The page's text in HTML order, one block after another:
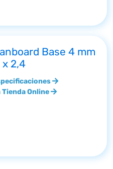
Base 4 mm
x 2,4
Tienda Online